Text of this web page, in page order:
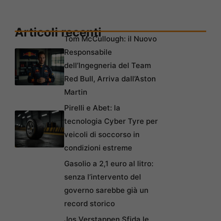
Articoli recentiTom McCullough: il Nuovo
Responsabile
dell’Ingegneria del Team
Red Bull, Arriva dall’Aston
Martin
Pirelli e Abet: la
tecnologia Cyber Tyre per
veicoli di soccorso in
condizioni estreme
Gasolio a 2,1 euro al litro:
senza l’intervento del
governo sarebbe già un
record storico